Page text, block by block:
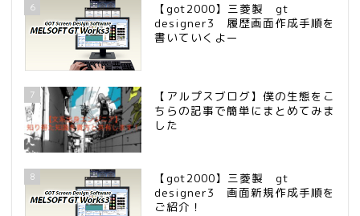
6
【got2000】三菱製 gt
designer3 履歴画面作成手順を
書いていくよー
7
【アルプスブログ】僕の生態をこ
ちらの記事で簡単にまとめてみま
した
8
【got2000】三菱製 gt
designer3 画面新規作成手順を
ご紹介！